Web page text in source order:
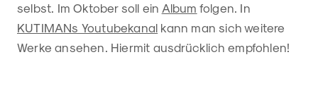
selbst. Im Oktober soll ein Album folgen. In
KUTIMANs Youtubekanal kann man sich weitere
Werke ansehen. Hiermit ausdrücklich empfohlen!